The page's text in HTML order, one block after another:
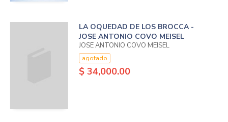
LA OQUEDAD DE LOS BROCCA -
JOSE ANTONIO COVO MEISEL
JOSE ANTONIO COVO MEISEL
agotado
$ 34,000.00